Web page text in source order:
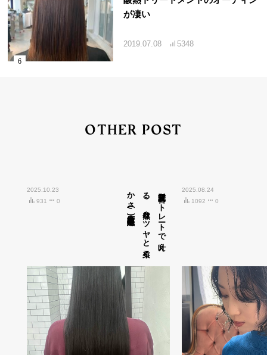
が凄い
2019.07.08 5348
OTHER POST
2025.10.23
931
0 髪質改善ス
ト
レ
ート
で
叶え
る
、
自然な
ツ
ヤ
と
柔ら
か
さ
(
広島市中区紙屋町)
2025.08.24
1092
0